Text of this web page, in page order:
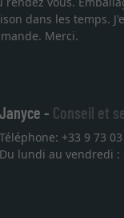
dans les temps.
Merci.
Janyce - Conseil et
Téléphone: +33 9 73
Du lundi au vendredi :